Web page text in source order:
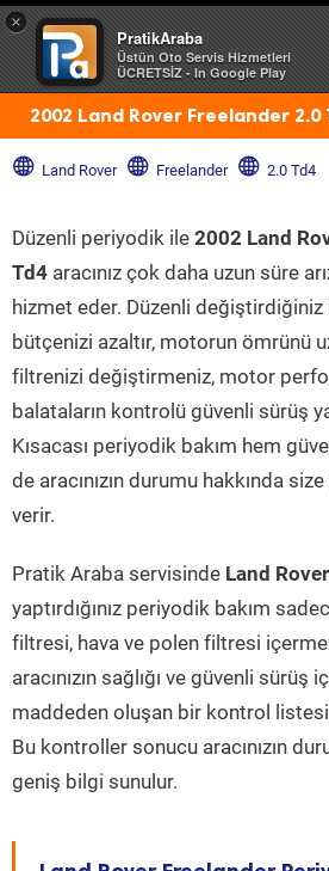
×
PratikAraba
Üstün Oto Servis Hizmetleri
ÜCRETSİZ - In Google Play
2002 Land Rover Freelander 2.0
Land Rover Freelander 2.0 Td4
Düzenli periyodik ile 2002 Land
Td4 aracınız çok daha uzun süre
hizmet eder. Düzenli değiştirdiğiniz
bütçenizi azaltır, motorun ömrünü
filtrenizi değiştirmeniz, motor
balataların kontrolü güvenli sürüş
Kısacası periyodik bakım hem
de aracınızın durumu hakkında
verir.
Pratik Araba servisinde Land Rover
yaptırdığınız periyodik bakım
filtresi, hava ve polen filtresi
aracınızın sağlığı ve güvenli
maddeden oluşan bir kontrol listesi
Bu kontroller sonucu aracınızın
geniş bilgi sunulur.